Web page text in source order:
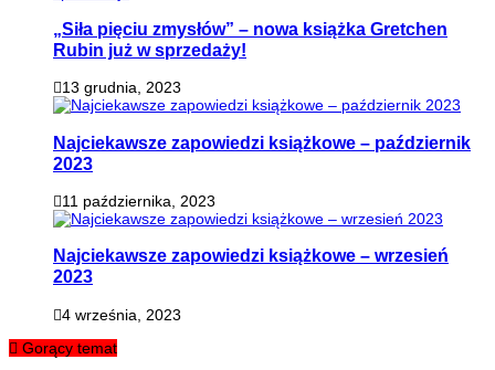
„Siła pięciu zmysłów” – nowa książka Gretchen
Rubin już w sprzedaży!
13 grudnia, 2023
Najciekawsze zapowiedzi książkowe – październik
2023
11 października, 2023
Najciekawsze zapowiedzi książkowe – wrzesień
2023
4 września, 2023
Gorący temat